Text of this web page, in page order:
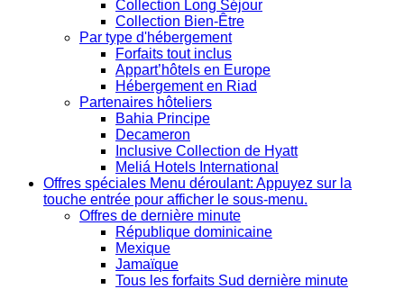
Collection Long Séjour
Collection Bien-Être
Par type d'hébergement
Forfaits tout inclus
Appart’hôtels en Europe
Hébergement en Riad
Partenaires hôteliers
Bahia Principe
Decameron
Inclusive Collection de Hyatt
Meliá Hotels International
Offres spéciales Menu déroulant: Appuyez sur la
touche entrée pour afficher le sous-menu.
Offres de dernière minute
République dominicaine
Mexique
Jamaïque
Tous les forfaits Sud dernière minute